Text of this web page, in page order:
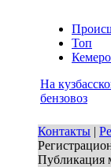
Топ
На
бензовоз
Контакты |
Публикация